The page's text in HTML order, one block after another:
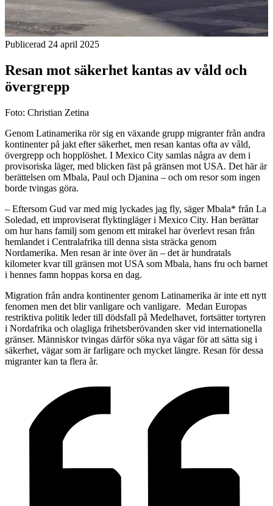
Publicerad 24 april 2025
Resan mot säkerhet kantas av våld och
övergrepp
Foto: Christian Zetina
Genom Latinamerika rör sig en växande grupp migranter från andra
kontinenter på jakt efter säkerhet, men resan kantas ofta av våld,
övergrepp och hopplöshet. I Mexico City samlas några av dem i
provisoriska läger, med blicken fäst på gränsen mot USA. Det här är
berättelsen om Mbala, Paul och Djanina – och om resor som ingen
borde tvingas göra.
– Eftersom Gud var med mig lyckades jag fly, säger Mbala* från La
Soledad, ett improviserat flyktingläger i Mexico City. Han berättar
om hur hans familj som genom ett mirakel har överlevt resan från
hemlandet i Centralafrika till denna sista sträcka genom
Nordamerika. Men resan är inte över än – det är hundratals
kilometer kvar till gränsen mot USA som Mbala, hans fru och barnet
i hennes famn hoppas korsa en dag.
Migration från andra kontinenter genom Latinamerika är inte ett nytt
fenomen men det blir vanligare och vanligare. Medan Europas
restriktiva politik leder till dödsfall på Medelhavet, fortsätter tortyren
i Nordafrika och olagliga frihetsberövanden sker vid internationella
gränser. Människor tvingas därför söka nya vägar för att sätta sig i
säkerhet, vägar som är farligare och mycket längre. Resan för dessa
migranter kan ta flera år.